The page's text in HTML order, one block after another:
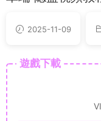
2025-11-09
遊戲下載